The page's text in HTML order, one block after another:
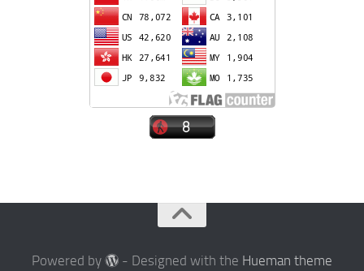
Powered by - Designed with the Hueman theme